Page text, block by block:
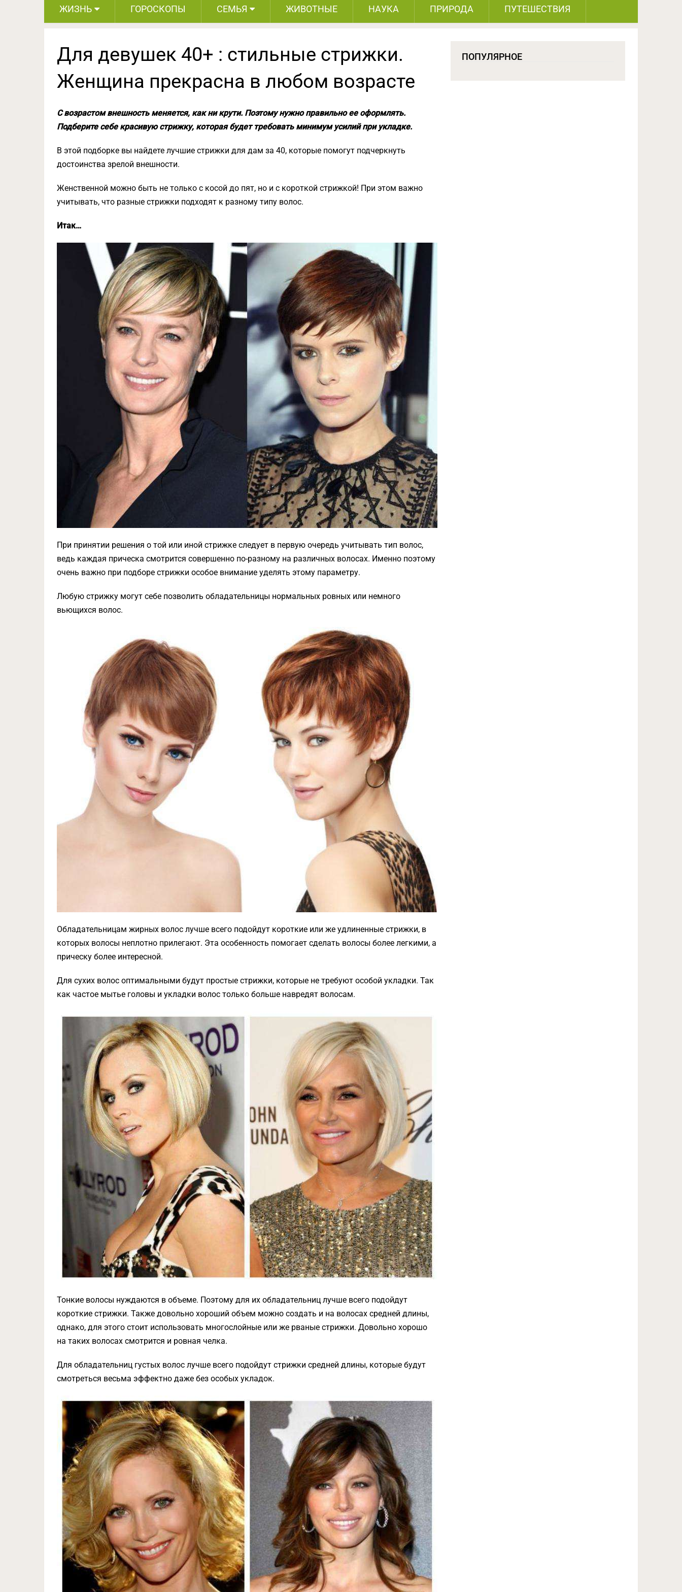
ЖИЗНЬ ГОРОСКОПЫ СЕМЬЯ ЖИВОТНЫЕ НАУКА ПРИРОДА ПУТЕШЕСТВИЯ
Для девушек 40+ : стильные стрижки.
Женщина прекрасна в любом возрасте
С возрастом внешность меняется, как ни крути. Поэтому нужно правильно ее оформлять.
Подберите себе красивую стрижку, которая будет требовать минимум усилий при укладке.
В этой подборке вы найдете лучшие стрижки для дам за 40, которые помогут подчеркнуть
достоинства зрелой внешности.
Женственной можно быть не только с косой до пят, но и с короткой стрижкой! При этом важно
учитывать, что разные стрижки подходят к разному типу волос.
Итак…
При принятии решения о той или иной стрижке следует в первую очередь учитывать тип волос,
ведь каждая прическа смотрится совершенно по-разному на различных волосах. Именно поэтому
очень важно при подборе стрижки особое внимание уделять этому параметру.
Любую стрижку могут себе позволить обладательницы нормальных ровных или немного
вьющихся волос.
Обладательницам жирных волос лучше всего подойдут короткие или же удлиненные стрижки, в
которых волосы неплотно прилегают. Эта особенность помогает сделать волосы более легкими, а
прическу более интересной.
Для сухих волос оптимальными будут простые стрижки, которые не требуют особой укладки. Так
как частое мытье головы и укладки волос только больше навредят волосам.
Тонкие волосы нуждаются в объеме. Поэтому для их обладательниц лучше всего подойдут
короткие стрижки. Также довольно хороший объем можно создать и на волосах средней длины,
однако, для этого стоит использовать многослойные или же рваные стрижки. Довольно хорошо
на таких волосах смотрится и ровная челка.
Для обладательниц густых волос лучше всего подойдут стрижки средней длины, которые будут
смотреться весьма эффектно даже без особых укладок.
ПОПУЛЯРНОЕ